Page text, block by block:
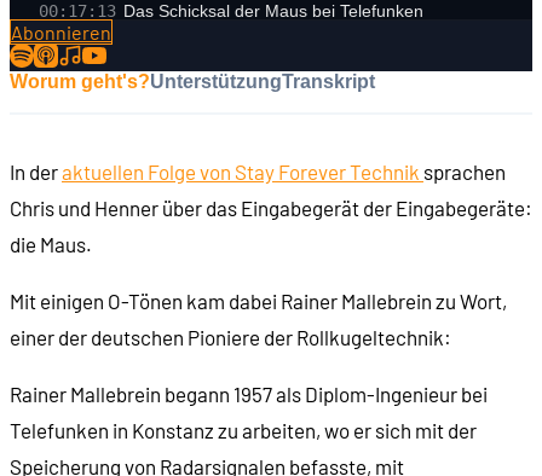
00:17:13 Das Schicksal der Maus bei Telefunken
00:19:55
00:27:54 Anwendungsfälle für die Maus
00:30:45
00:33:27 Technische Probleme der Rollkugelsteuerung
00:38:09 Verpasste Chance bei Telefunken
Abonnieren
Worum geht's?UnterstützungTranskript
In deraktuellen Folge von Stay Forever Technik sprachen
Chris und Henner über das Eingabegerät der Eingabegeräte:
die Maus.
Mit einigen O-Tönen kam dabei Rainer Mallebrein zu Wort,
einer der deutschen Pioniere der Rollkugeltechnik:
Rainer Mallebrein begann 1957 als Diplom-Ingenieur bei
Telefunken in Konstanz zu arbeiten, wo er sich mit der
Speicherung von Radarsignalen befasste, mit